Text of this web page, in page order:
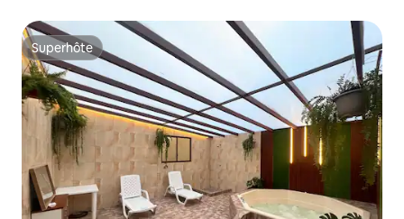
Superhôte
Superhôte